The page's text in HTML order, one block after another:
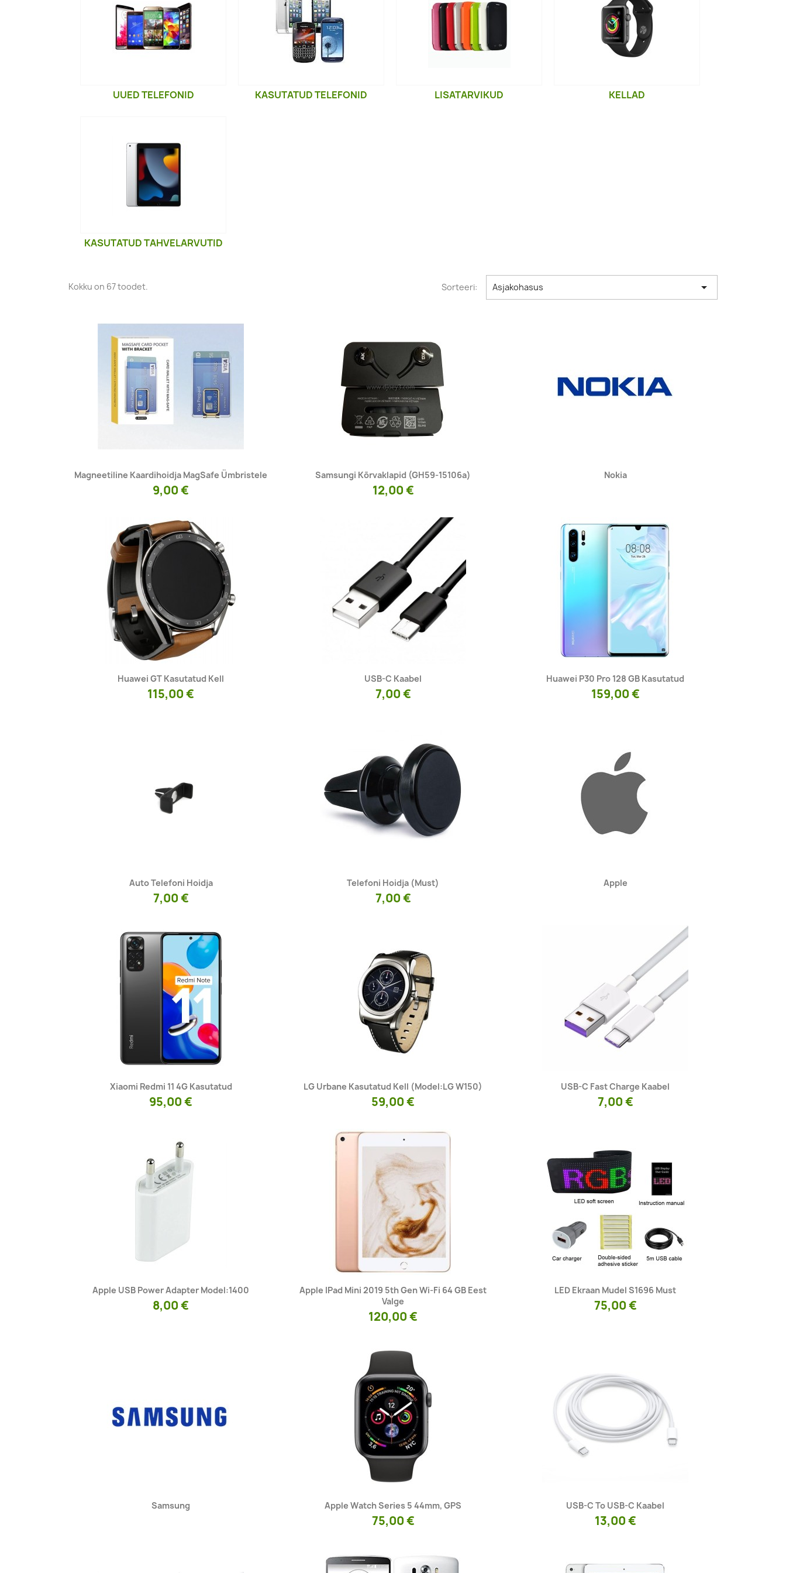
UUED TELEFONID KASUTATUD TELEFONID LISATARVIKUD KELLAD
KASUTATUD TAHVELARVUTID
Kokku on 67 toodet. Sorteeri: Asjakohasus 
Kiirvaade
Magneetiline Kaardihoidja MagSafe Ümbristele
9,00 €
Kiirvaade
Samsungi Kõrvaklapid (GH59-15106a)
12,00 €
Kiirvaade
Nokia
Kiirvaade
Huawei GT Kasutatud Kell
115,00 €
Kiirvaade
USB-C Kaabel
7,00 €
Kiirvaade
Huawei P30 Pro 128 GB Kasutatud
159,00 €
Kiirvaade
Auto Telefoni Hoidja
7,00 €
Kiirvaade
Telefoni Hoidja (must)
7,00 €
Kiirvaade
Apple
Kiirvaade
Xiaomi Redmi 11 4G Kasutatud
95,00 €
Kiirvaade
LG Urbane Kasutatud Kell (model:LG W150)
59,00 €
Kiirvaade
USB-C Fast Charge Kaabel
7,00 €
Kiirvaade
Apple USB Power Adapter Model:1400
8,00 €
Kiirvaade
Apple IPad Mini 2019 5th Gen Wi-Fi 64 GB Eest
Valge
120,00 €
Kiirvaade
LED Ekraan Mudel S1696 Must
75,00 €
Kiirvaade
Samsung Kiirvaade
Apple Watch Series 5 44mm, GPS
75,00 €
Kiirvaade
USB-C To USB-C Kaabel
13,00 €